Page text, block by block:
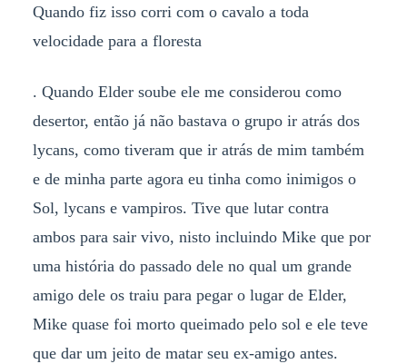
Quando fiz isso corri com o cavalo a toda
velocidade para a floresta
. Quando Elder soube ele me considerou como
desertor, então já não bastava o grupo ir atrás dos
lycans, como tiveram que ir atrás de mim também
e de minha parte agora eu tinha como inimigos o
Sol, lycans e vampiros. Tive que lutar contra
ambos para sair vivo, nisto incluindo Mike que por
uma história do passado dele no qual um grande
amigo dele os traiu para pegar o lugar de Elder,
Mike quase foi morto queimado pelo sol e ele teve
que dar um jeito de matar seu ex-amigo antes.